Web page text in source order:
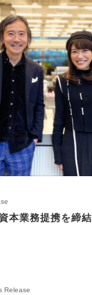
本業務提携を締結
Release